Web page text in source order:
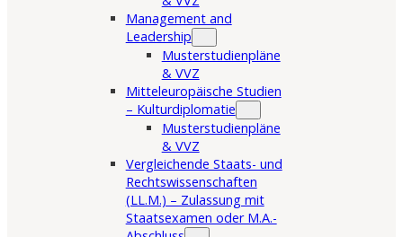
Management and
Leadership
Musterstudienpläne
& VVZ
Mitteleuropäische Studien
– Kulturdiplomatie
Musterstudienpläne
& VVZ
Vergleichende Staats- und
Rechtswissenschaften
(LL.M.) – Zulassung mit
Staatsexamen oder M.A.-